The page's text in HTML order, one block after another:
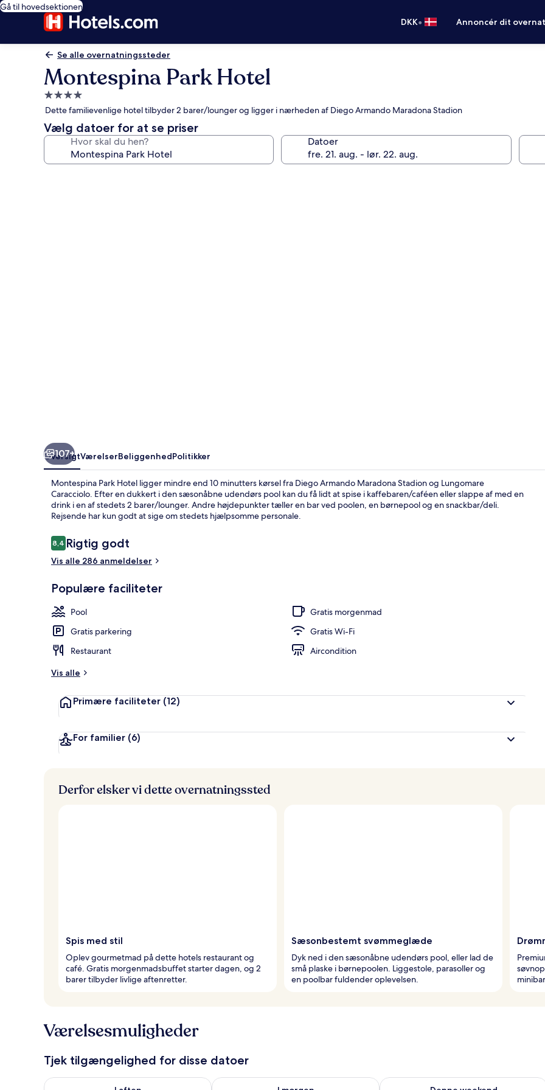
Gå til hovedsektionen
DKK• Annoncér dit
Se alle overnatningssteder
Montespina Park Hotel
4.0-
stjernet
overnatningssted
Dette familievenlige hotel tilbyder 2 barer/lounger og ligger i nærheden af Diego Armando Maradona Stadion
Vælg datoer for at se priser
Hvor skal du hen? Datoer
Deluxe-
107+
OversigtVærelserBeliggenhedPolitikker
Montespina Park Hotel ligger mindre end 10 minutters kørsel fra Diego Armando Maradona Stadion og Lungomare
Caracciolo. Efter en dukkert i den sæsonåbne udendørs pool kan du få lidt at spise i kaffebaren/caféen eller slappe af med en
drink i en af stedets 2 barer/lounger. Andre højdepunkter tæller en bar ved poolen, en børnepool og en snackbar/deli.
Rejsende har kun godt at sige om stedets hjælpsomme personale.
Anmeldelser
8,48,4 ud af 10.
Rigtig godt
Vis alle 286 anmeldelser
Populære faciliteter
Pool
Gratis morgenmad
Gratis parkering
Gratis Wi-Fi
Restaurant
Aircondition
Vis alle
Primære faciliteter (12)
For familier (6)
Derfor elsker vi dette overnatningssted
Spis med stil
Oplev gourmetmad på dette hotels restaurant og
café. Gratis morgenmadsbuffet starter dagen, og 2
barer tilbyder livlige aftenretter.
Sæsonbestemt svømmeglæde
Dyk ned i den sæsonåbne udendørs pool, eller lad de
små plaske i børnepoolen. Liggestole, parasoller og
en poolbar fuldender oplevelsen.
Værelsesmuligheder
Tjek tilgængelighed for disse datoer
Tjek tilgængelighed for i aften aug. 7 - aug. 8Tjek tilgængelighed for i morgen aug. 8 - aug. 9Tjek tilgængelighed for denne